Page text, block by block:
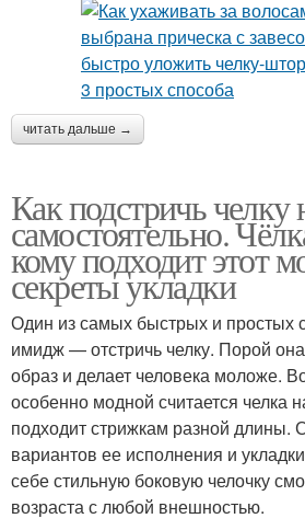
читать дальше →
Как подстричь челку
самостоятельно.
кому подходит этот
секреты укладки
Один из самых быстрых и простых
имидж — отстричь челку. Порой
образ и делает человека моложе.
особенно модной считается челка
подходит стрижкам разной длины.
вариантов ее исполнения и
себе стильную боковую челочку
возраста с любой внешностью.